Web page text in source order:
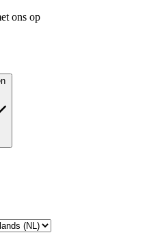
ons op